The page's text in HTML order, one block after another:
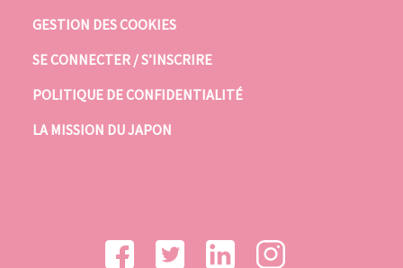
GESTION DES COOKIES
SE CONNECTER / S’INSCRIRE
POLITIQUE DE CONFIDENTIALITÉ
LA MISSION DU JAPON